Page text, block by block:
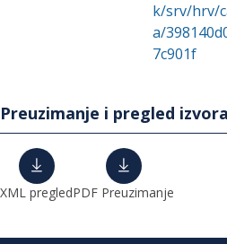
k/srv/hrv/
a/
7c901f
Preuzimanje i pregled
XML pregledPDF Preuzimanje